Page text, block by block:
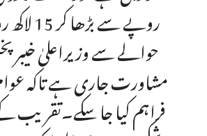
روپے
حوالے سے وزیراعلیٰ خیبر
مشاورت جاری ہے تاکہ
فراہم کیا جا سکے۔تقریب